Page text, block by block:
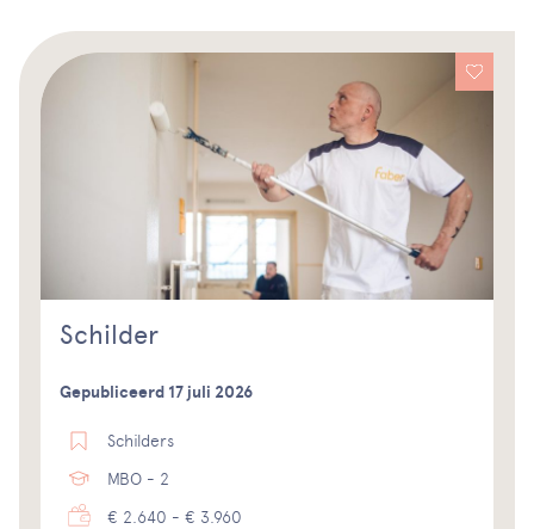
Schilder
Gepubliceerd 17 juli 2026
Schilders
MBO - 2
€ 2.640 - € 3.960